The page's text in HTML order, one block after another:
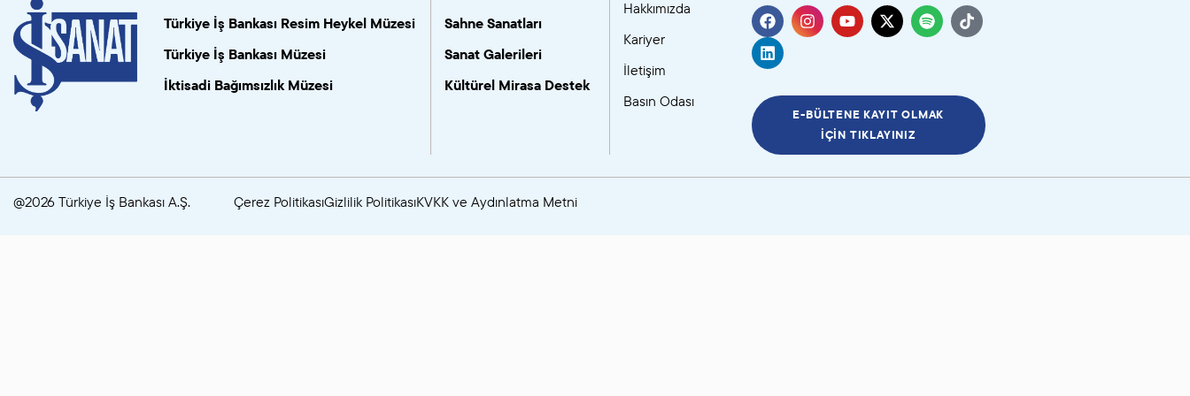
SANAT GALERILERI
KÜLTÜREL MIRASA
Türkiye İş Bankası Resim Heykel Müzesi
Türkiye İş Bankası Müzesi
İktisadi Bağımsızlık Müzesi
Sahne Sanatları
Sanat Galerileri
Kültürel Mirasa Destek
Hakkımızda
Kariyer
İletişim
Basın Odası
E-BÜLTENE KAYIT OLMAK
İÇIN TIKLAYINIZ
@2026 Türkiye İş Bankası A.Ş. Çerez PolitikasıGizlilik PolitikasıKVKK ve Aydınlatma Metni